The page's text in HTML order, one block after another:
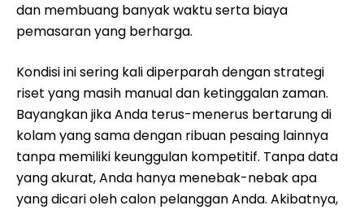
dan membuang banyak waktu serta biaya
pemasaran yang berharga.
Kondisi ini sering kali diperparah dengan strategi
riset yang masih manual dan ketinggalan zaman.
Bayangkan jika Anda terus-menerus bertarung di
kolam yang sama dengan ribuan pesaing lainnya
tanpa memiliki keunggulan kompetitif. Tanpa data
yang akurat, Anda hanya menebak-nebak apa
yang dicari oleh calon pelanggan Anda. Akibatnya,